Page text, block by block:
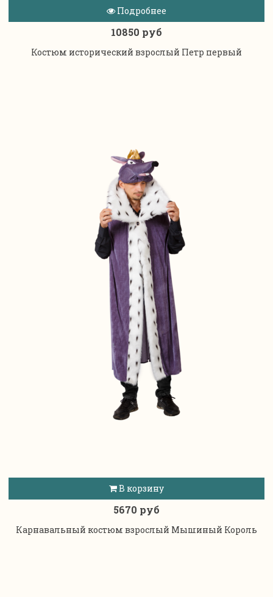
Подробнее
10850 руб
Костюм исторический взрослый Петр первый
В корзину
5670 руб
Карнавальный костюм взрослый Мышиный Король